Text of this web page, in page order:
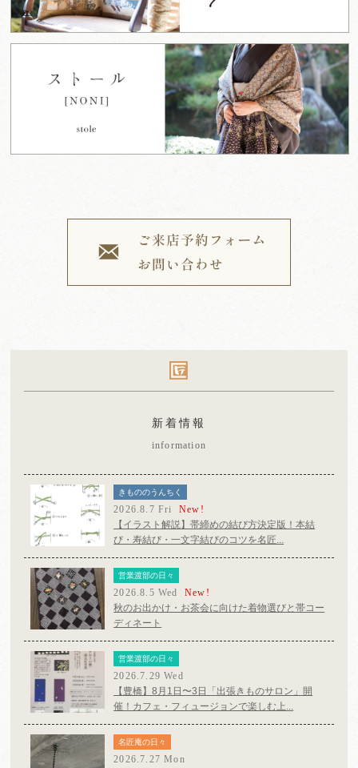
新着情報
information
きもののうんちく
2026.8.7 Fri New!
【イラスト解説】帯締めの結び方決定版！本結
び・寿結び・一文字結びのコツを名匠...
営業渡部の日々
2026.8.5 Wed New!
秋のお出かけ・お茶会に向けた着物選びと帯コー
ディネート
営業渡部の日々
2026.7.29 Wed
【豊橋】8月1日〜3日「出張きものサロン」開
催！カフェ・フィュージョンで楽しむ上...
名匠庵の日々
2026.7.27 Mon